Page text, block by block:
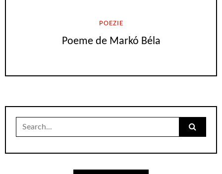
POEZIE
Poeme de Markó Béla
Search